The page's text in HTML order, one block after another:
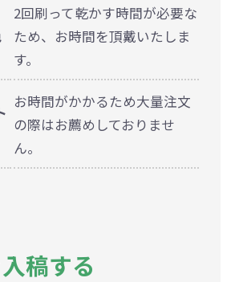
2回刷って乾かす時間が必要な
ため、お時間を頂戴いたしま
す。
お時間がかかるため大量注文
の際はお薦めしておりませ
ん。
稿する